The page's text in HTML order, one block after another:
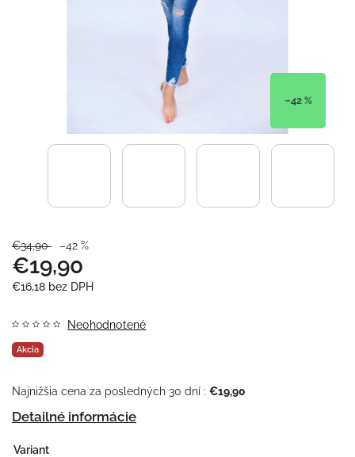
–42 %
€34,90 –42 %
€19,90
€16,18 bez DPH
Akcia
Neohodnotené
Najnižšia cena za posledných 30 dní : €19,90
Detailné informácie
Variant